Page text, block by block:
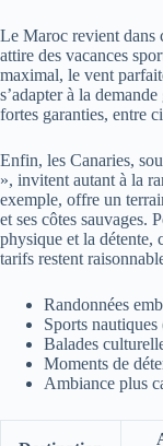
Le Maroc revient dans
attire des vacances
maximal, le vent
s’adapter à la
fortes garanties, entre
Enfin, les Canaries,
», invitent autant à la
exemple, offre un
et ses côtes sauvages.
physique et la détente,
tarifs restent
Randonnées
Sports
Balades
Moments de
Ambiance plus